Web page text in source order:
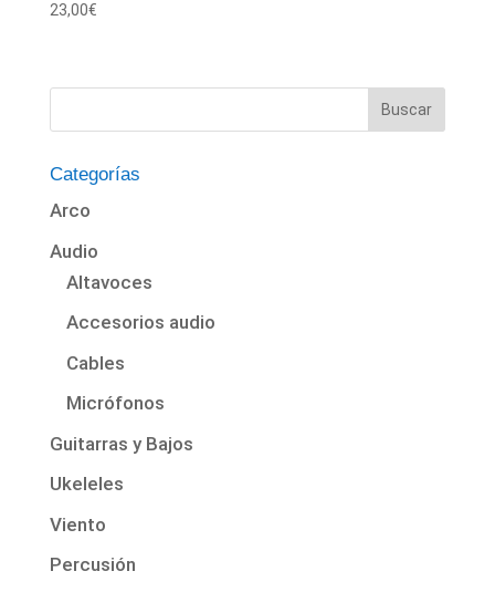
23,00€
Categorías
Arco
Audio
Altavoces
Accesorios audio
Cables
Micrófonos
Guitarras y Bajos
Ukeleles
Viento
Percusión